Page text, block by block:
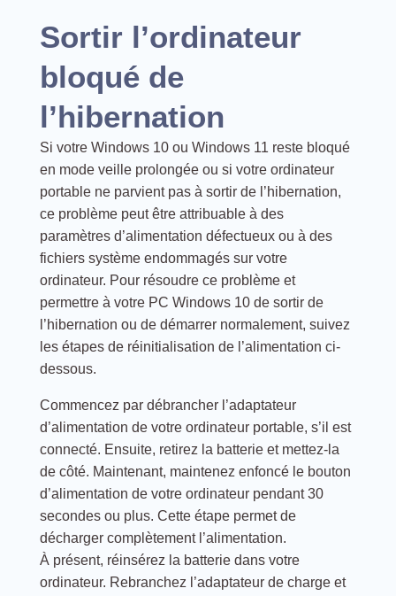
Sortir l’ordinateur
bloqué de
l’hibernation
Si votre Windows 10 ou Windows 11 reste bloqué
en mode veille prolongée ou si votre ordinateur
portable ne parvient pas à sortir de l’hibernation,
ce problème peut être attribuable à des
paramètres d’alimentation défectueux ou à des
fichiers système endommagés sur votre
ordinateur. Pour résoudre ce problème et
permettre à votre PC Windows 10 de sortir de
l’hibernation ou de démarrer normalement, suivez
les étapes de réinitialisation de l’alimentation ci-
dessous.
Commencez par débrancher l’adaptateur
d’alimentation de votre ordinateur portable, s’il est
connecté. Ensuite, retirez la batterie et mettez-la
de côté. Maintenant, maintenez enfoncé le bouton
d’alimentation de votre ordinateur pendant 30
secondes ou plus. Cette étape permet de
décharger complètement l’alimentation.
À présent, réinsérez la batterie dans votre
ordinateur. Rebranchez l’adaptateur de charge et